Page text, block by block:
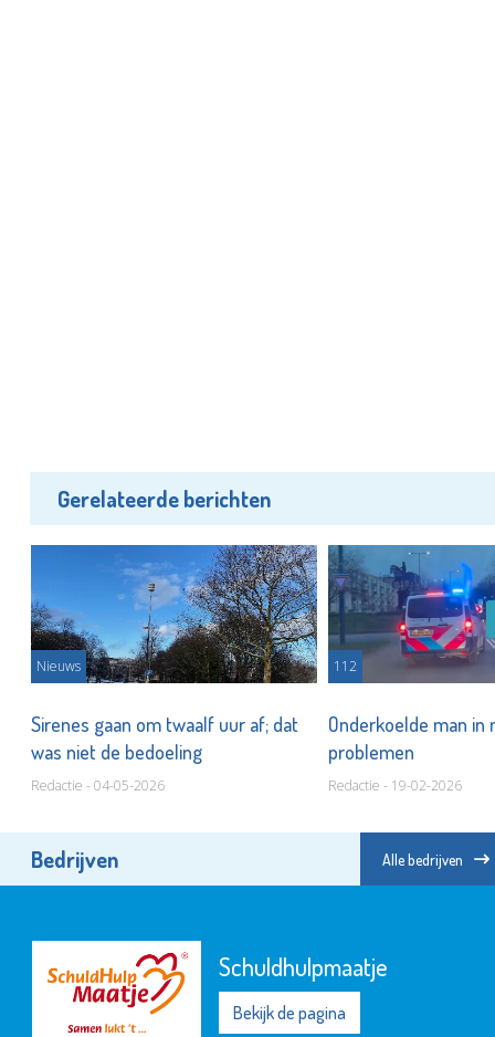
Gerelateerde berichten
Nieuws
Sirenes gaan om twaalf uur af; dat
was niet de bedoeling
Redactie - 04-05-2026
112
Onderkoelde man in
problemen
Redactie - 19-02-2026
Bedrijven Alle bedrijven
Schuldhulpmaatje
Bekijk de pagina